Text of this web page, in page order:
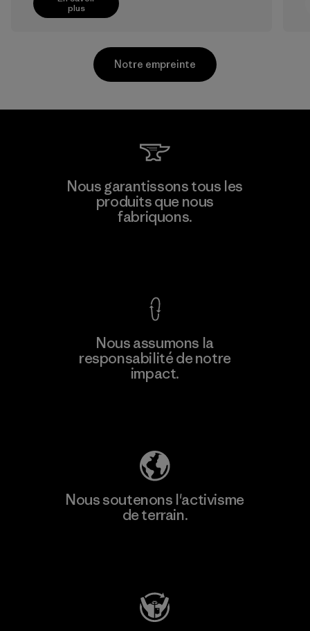
plus
Kwang Viet Garment Co., Ltd
Notre empreinte
Nous garantissons tous les
produits que nous
fabriquons.
Nous assumons la
responsabilité de notre
impact.
Nous soutenons l'activisme
de terrain.